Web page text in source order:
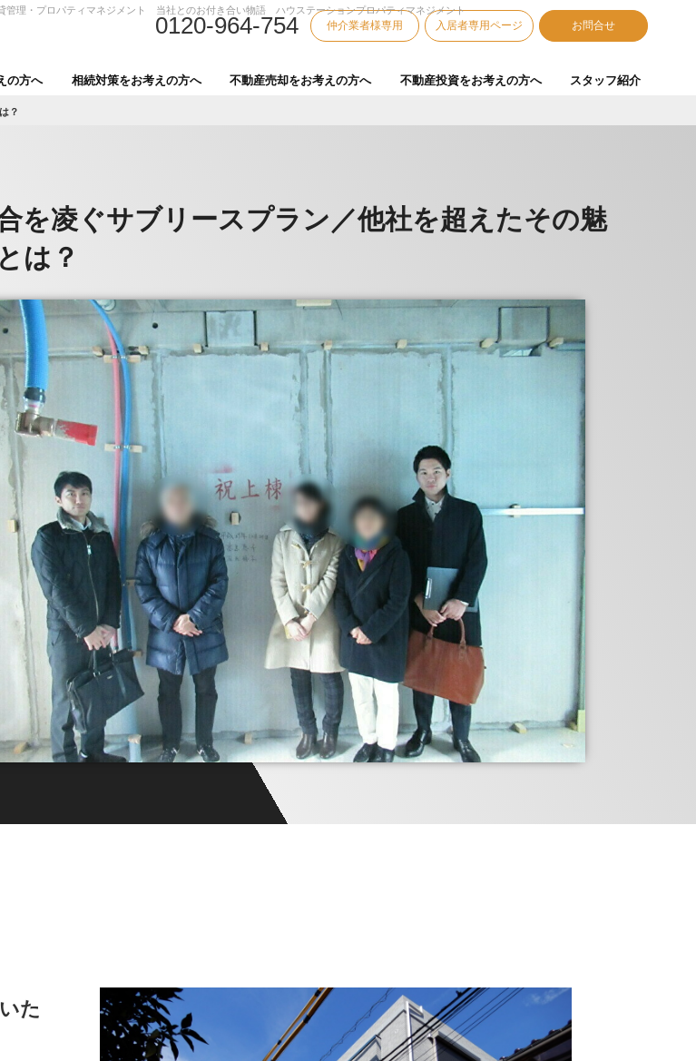
管理・プロパティマネジメント 当社とのお付き合い物語 ハウステーションプロパティマネジメント
0120-964-754 仲介業者様専用 入居者専用ページ お問合せ
の方へ 相続対策をお考えの方へ 不動産売却をお考えの方へ 不動産投資をお考えの方へ スタッフ紹介
？
を凌ぐサブリースプラン／他社を超えたその魅
は？
た